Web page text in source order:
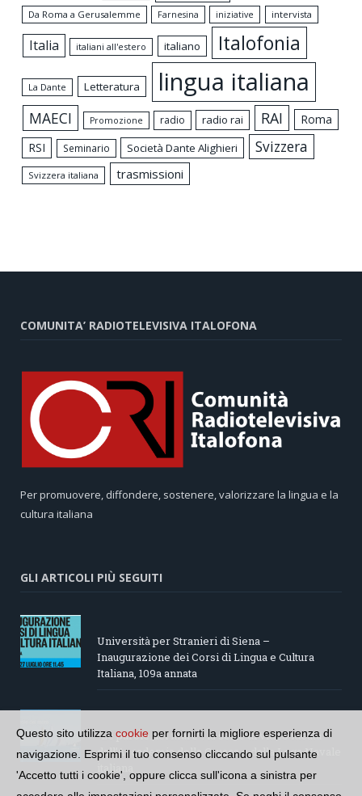
Da Roma a Gerusalemme
Farnesina iniziative intervista
Italia italiani all'estero italiano Italofonia
La Dante Letteratura lingua italiana
MAECI Promozione radio radio rai RAI
Roma
RSI
Seminario Società Dante Alighieri Svizzera
Svizzera italiana trasmissioni
COMUNITA’ RADIOTELEVISIVA ITALOFONA
Per promuovere, diffondere, sostenere, valorizzare la lingua e la
cultura italiana
GLI ARTICOLI PIÙ SEGUITI
Università per Stranieri di Siena –
Inaugurazione dei Corsi di Lingua e Cultura
Italiana, 109a annata
“Le parole del mare”: la serie di video ideata
dall’Accademia della Crusca e dalla Lega Navale
italiana
Questo sito utilizza cookie per fornirti la migliore esperienza di
navigazione. Esprimi il tuo consenso cliccando sul pulsante
'Accetto tutti i cookie', oppure clicca sull'icona a sinistra per